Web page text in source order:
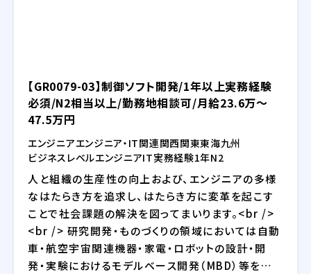
【GR0079-03】制御ソフト開発/1年以上実務経験
必須/N2相当以上/勤務地相談可/月給23.6万～
47.5万円
エンジニアエンジニア・IT関連関西関東東海九州
ビジネスレベルエンジニアIT実務経験1年N2
人と組織の生産性の向上および、エンジニアの多様
なはたらき方を追求し、はたらき方に変革を起こす
ことで社会課題の解決を図ってまいります。<br />
<br /> 研究開発・ものづくりの領域においては自動
車・航空宇宙関連機器・家電・ロボットの設計・開
発・実験におけるモデルベース開発（MBD）等を提